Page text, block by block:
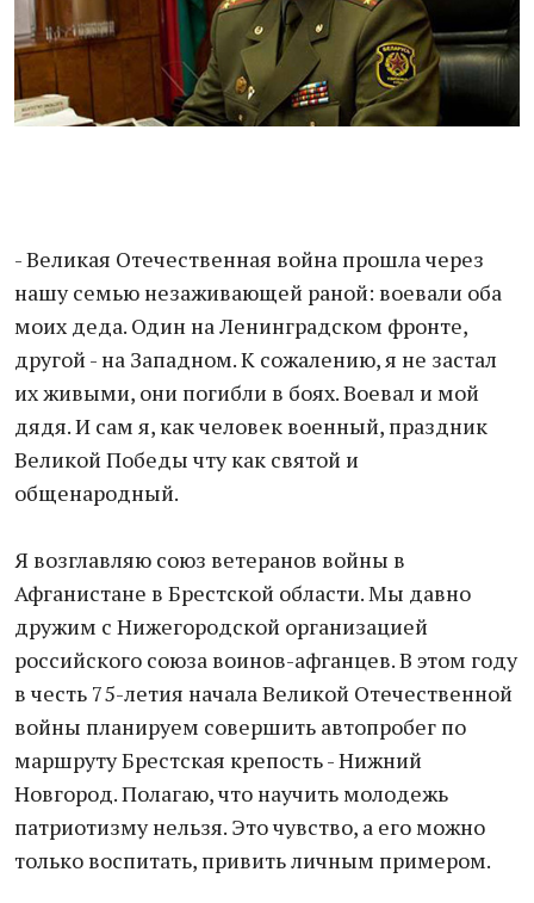
- Великая Отечественная война прошла через
нашу семью незаживающей раной: воевали оба
моих деда. Один на Ленинградском фронте,
другой - на Западном. К сожалению, я не застал
их живыми, они погибли в боях. Воевал и мой
дядя. И сам я, как человек военный, праздник
Великой Победы чту как святой и
общенародный.
Я возглавляю союз ветеранов войны в
Афганистане в Брестской области. Мы давно
дружим с Нижегородской организацией
российского союза воинов-афганцев. В этом году
в честь 75-летия начала Великой Отечественной
войны планируем совершить автопробег по
маршруту Брестская крепость - Нижний
Новгород. Полагаю, что научить молодежь
патриотизму нельзя. Это чувство, а его можно
только воспитать, привить личным примером.